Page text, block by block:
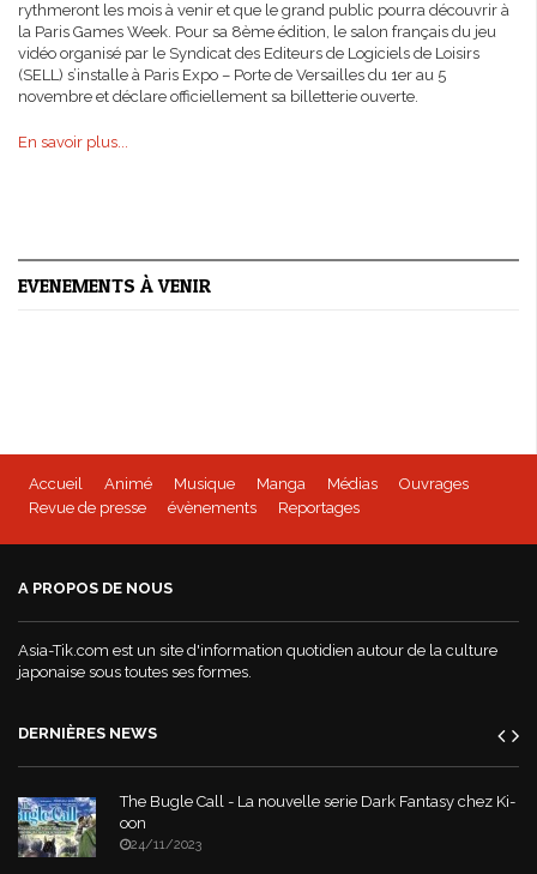
rythmeront les mois à venir et que le grand public pourra découvrir à
la Paris Games Week. Pour sa 8ème édition, le salon français du jeu
vidéo organisé par le Syndicat des Editeurs de Logiciels de Loisirs
(SELL) s’installe à Paris Expo – Porte de Versailles du 1er au 5
novembre et déclare officiellement sa billetterie ouverte.
En savoir plus...
EVENEMENTS À VENIR
Accueil Animé Musique Manga Médias
Ouvrages
Revue de presse
évènements Reportages
A PROPOS DE NOUS
Asia-Tik.com est un site d'information quotidien autour de la culture
japonaise sous toutes ses formes.
DERNIÈRES NEWS
The Bugle Call - La nouvelle serie Dark Fantasy chez Ki-
oon
24/11/2023